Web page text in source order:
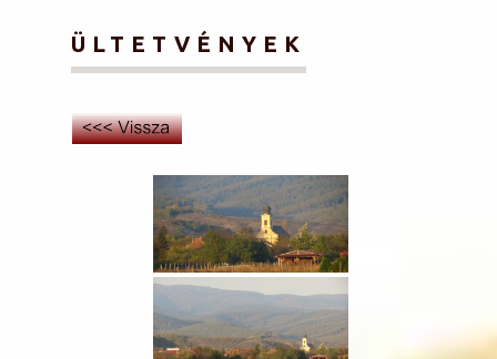
ÜLTETVÉNYEK